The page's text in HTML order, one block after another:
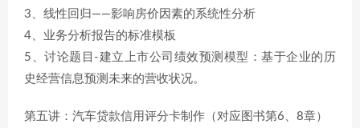
3、线性回归——影响房价因素的系统性分析
4、业务分析报告的标准模板
5、讨论题目-建立上市公司绩效预测模型：基于企业的历
史经营信息预测未来的营收状况。
第五讲：汽车贷款信用评分卡制作（对应图书第6、8章）